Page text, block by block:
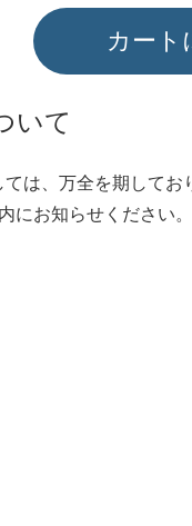
カート
いて
は、万全を期して
にお知らせください。